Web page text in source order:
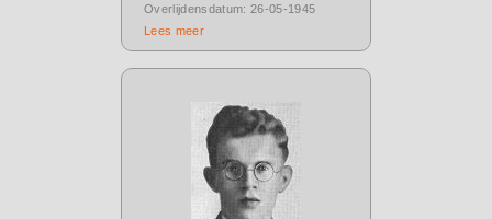
Overlijdensdatum: 26-05-1945
Lees meer